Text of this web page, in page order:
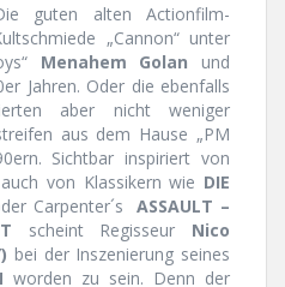
guten alten Actionfilm-
„Cannon“ unter
Menahem Golan und
Jahren. Oder die ebenfalls
aber nicht weniger
aus dem Hause „PM
Sichtbar inspiriert von
von Klassikern wie DIE
Carpenter´sASSAULT –
scheint Regisseur Nico
bei der Inszenierung seines
worden zu sein. Denn der